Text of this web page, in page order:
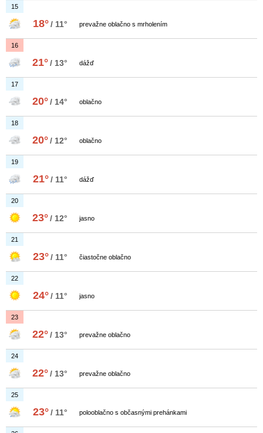
15
18° / 11° prevažne oblačno s mrholením
16
21°/ 13° dážď
17
20°/ 14° oblačno
18
20°/ 12° oblačno
19
21° / 11° dážď
20
23°/ 12° jasno
21
23° / 11° čiastočne oblačno
22
24° / 11° jasno
23
22°/ 13° prevažne oblačno
24
22°/ 13° prevažne oblačno
25
23° / 11° polooblačno s občasnými prehánkami